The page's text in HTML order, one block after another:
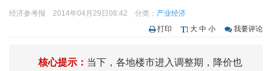
经济参考报 2014年04月29日08:42 分类： 产业经济
打印
大 中 小 我要评论
核心提示： 当下，各地楼市进入调整期，降价也